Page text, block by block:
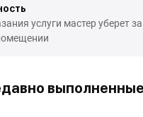
услуги мастер уберет